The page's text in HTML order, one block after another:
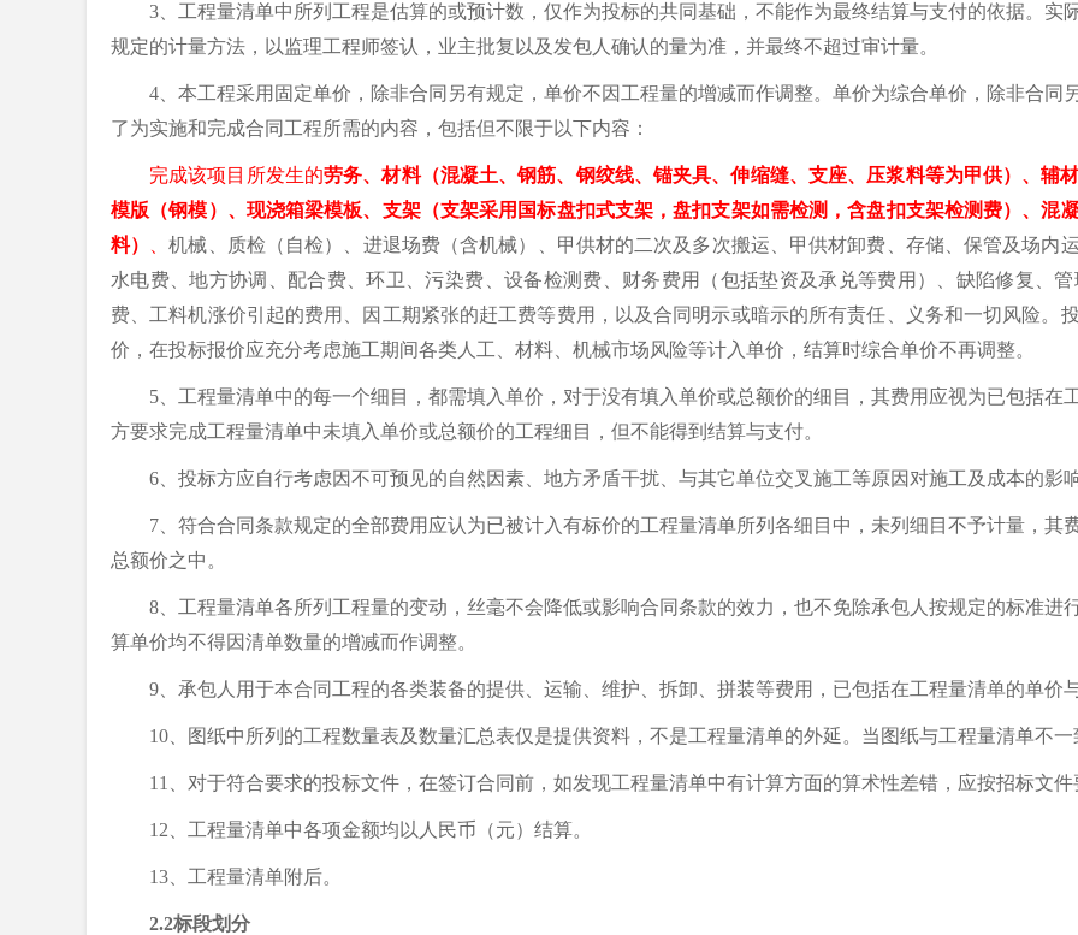
3、工程量清单中所列工程是估算的或预计数，仅作为投标的共同基础，不能作为最终结算与支付的依据。实
规定的计量方法，以监理工程师签认，业主批复以及发包人确认的量为准，并最终不超过审计量。
4、本工程采用固定单价，除非合同另有规定，单价不因工程量的增减而作调整。单价为综合单价，除非合同
了为实施和完成合同工程所需的内容，包括但不限于以下内容：
完成该项目所发生的劳务、材料（混凝土、钢筋、钢绞线、锚夹具、伸缩缝、支座、压浆料等为甲供） 、辅
模版（钢模）、现浇箱梁模板、支架（支架采用国标盘扣式支架，盘扣支架如需检测，含盘扣支架检测费）、混
料） 、机械、质检（自检）、进退场费（含机械）、甲供材的二次及多次搬运、甲供材卸费、存储、保管及场内
水电费、地方协调、配合费、环卫、污染费、设备检测费、财务费用（包括垫资及承兑等费用）、缺陷修复、
费、工料机涨价引起的费用、因工期紧张的赶工费等费用，以及合同明示或暗示的所有责任、义务和一切风险。
价，在投标报价应充分考虑施工期间各类人工、材料、机械市场风险等计入单价，结算时综合单价不再调整。
5、工程量清单中的每一个细目，都需填入单价，对于没有填入单价或总额价的细目，其费用应视为已包括
方要求完成工程量清单中未填入单价或总额价的工程细目，但不能得到结算与支付。
6、投标方应自行考虑因不可预见的自然因素、地方矛盾干扰、与其它单位交叉施工等原因对施工及成本的影
7、符合合同条款规定的全部费用应认为已被计入有标价的工程量清单所列各细目中，未列细目不予计量，
总额价之中。
8、工程量清单各所列工程量的变动，丝毫不会降低或影响合同条款的效力，也不免除承包人按规定的标准进
算单价均不得因清单数量的增减而作调整。
9、承包人用于本合同工程的各类装备的提供、运输、维护、拆卸、拼装等费用，已包括在工程量清单的单价
10、图纸中所列的工程数量表及数量汇总表仅是提供资料，不是工程量清单的外延。当图纸与工程量清单不
11、对于符合要求的投标文件，在签订合同前，如发现工程量清单中有计算方面的算术性差错，应按招标文
12、工程量清单中各项金额均以人民币（元）结算。
13、工程量清单附后。
2.2标段划分